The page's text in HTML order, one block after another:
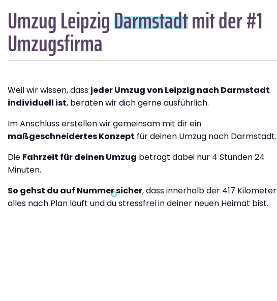
Umzug LeipzigDarmstadtmit der #1
Umzugsfirma
Weil wir wissen, dass jeder Umzug von Leipzig nach Darmstadt
individuell ist, beraten wir dich gerne ausführlich.
Im Anschluss erstellen wir gemeinsam mit dir ein
maßgeschneidertes Konzept für deinen Umzug nach Darmstadt.
Die Fahrzeit für deinen Umzug beträgt dabei nur 4 Stunden 24
Minuten.
So gehst du auf Nummer sicher, dass innerhalb der 417 Kilometer
alles nach Plan läuft und du stressfrei in deiner neuen Heimat bist.